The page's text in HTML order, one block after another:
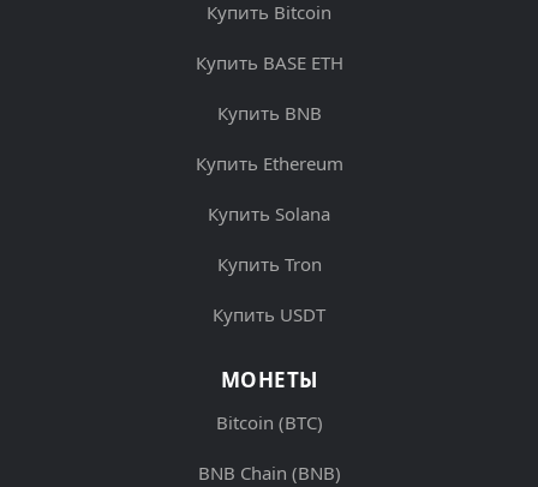
Купить Bitcoin
Купить BASE ETH
Купить BNB
Купить Ethereum
Купить Solana
Купить Tron
Купить USDT
МОНЕТЫ
Bitcoin (BTC)
BNB Chain (BNB)